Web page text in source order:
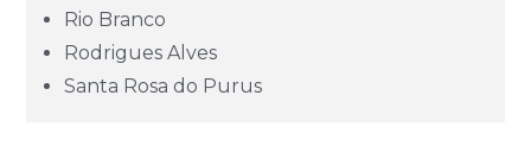
Minas Gerais (MG)
Rio Branco
Rodrigues Alves
Santa Rosa do Purus